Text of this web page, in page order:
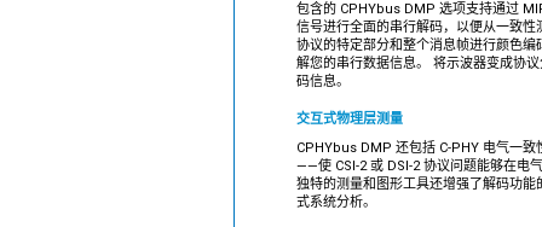
包含的 CPHYbus DMP 选项支持通过
信号进行全面的串行解码，以便从一致
协议的特定部分和整个消息帧进行颜色
解您的串行数据信息。 将示波器变成协
码信息。
交互式物理层测量
CPHYbus DMP 还包括 C-PHY 电气一致
——使 CSI-2 或 DSI-2 协议问题能够在电
独特的测量和图形工具还增强了解码功
式系统分析。